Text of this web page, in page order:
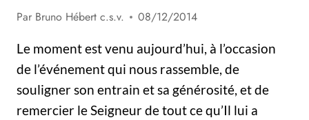
Par Bruno Hébert c.s.v.
08/12/2014
Le moment est venu aujourd’hui, à l’occasion
de l’événement qui nous rassemble, de
souligner son entrain et sa générosité, et de
remercier le Seigneur de tout ce qu’Il lui a